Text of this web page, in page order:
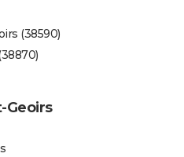
(38590)
Geoirs